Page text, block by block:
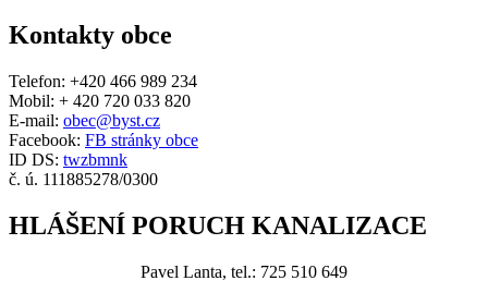
Kontakty obce
Telefon: +420 466 989 234
Mobil: + 420 720 033 820
E-mail: obec@byst.cz
Facebook: FB stránky obce
ID DS: twzbmnk
č. ú. 111885278/0300
HLÁŠENÍ PORUCH KANALIZACE
Pavel Lanta, tel.: 725 510 649